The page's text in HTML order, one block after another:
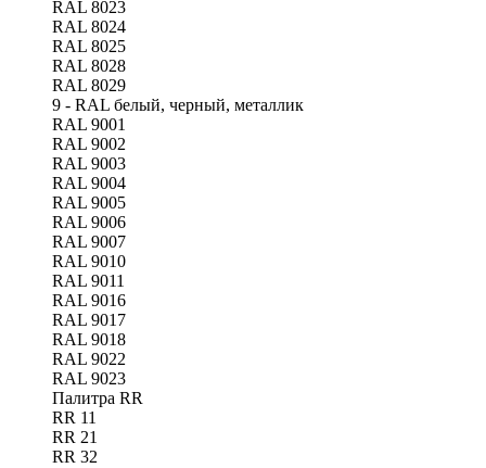
RAL 8023
RAL 8024
RAL 8025
RAL 8028
RAL 8029
9 - RAL белый, черный, металлик
RAL 9001
RAL 9002
RAL 9003
RAL 9004
RAL 9005
RAL 9006
RAL 9007
RAL 9010
RAL 9011
RAL 9016
RAL 9017
RAL 9018
RAL 9022
RAL 9023
Палитра RR
RR 11
RR 21
RR 32